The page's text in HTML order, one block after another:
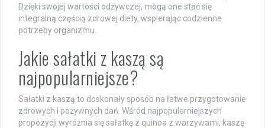
Dzięki swojej wartości odżywczej, mogą one stać się
integralną częścią zdrowej diety, wspierając codzienne
potrzeby organizmu.
Jakie sałatki z kaszą są
najpopularniejsze?
Sałatki z kaszą to doskonały sposób na łatwe przygotowanie
zdrowych i pożywnych dań. Wśród najpopularniejszych
propozycji wyróżnia się sałatkę z quinoa z warzywami, kaszę